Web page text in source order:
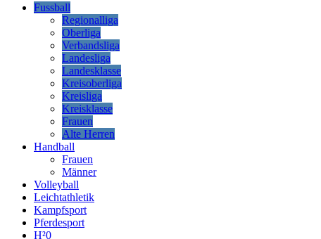
Fussball
Regionalliga
Oberliga
Verbandsliga
Landesliga
Landesklasse
Kreisoberliga
Kreisliga
Kreisklasse
Frauen
Alte Herren
Handball
Frauen
Männer
Volleyball
Leichtathletik
Kampfsport
Pferdesport
H²0